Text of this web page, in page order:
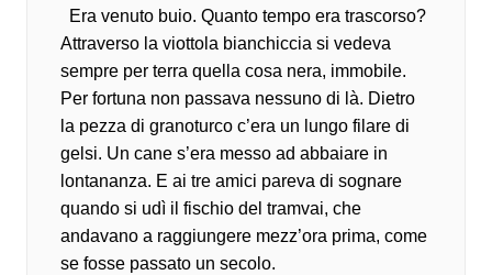
Era venuto buio. Quanto tempo era trascorso?
Attraverso la viottola bianchiccia si vedeva
sempre per terra quella cosa nera, immobile.
Per fortuna non passava nessuno di là. Dietro
la pezza di granoturco c’era un lungo filare di
gelsi. Un cane s’era messo ad abbaiare in
lontananza. E ai tre amici pareva di sognare
quando si udì il fischio del tramvai, che
andavano a raggiungere mezz’ora prima, come
se fosse passato un secolo.